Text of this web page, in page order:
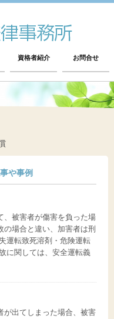
資格者紹介 お問合せ
や事例
、被害者が傷害を負った場
の場合と違い、加害者は刑
運転致死溶剤・危険運転
に関しては、安全運転義
が出てしまった場合、被害